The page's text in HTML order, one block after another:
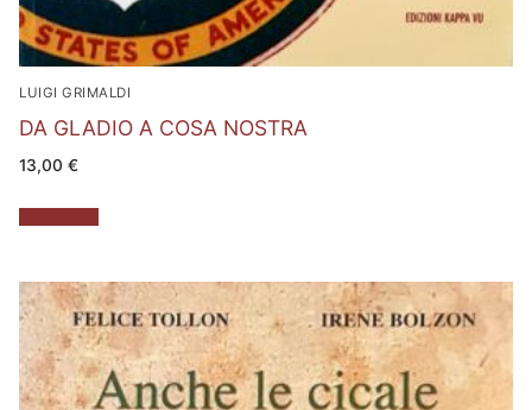
LUIGI GRIMALDI
DA GLADIO A COSA NOSTRA
13,00 €